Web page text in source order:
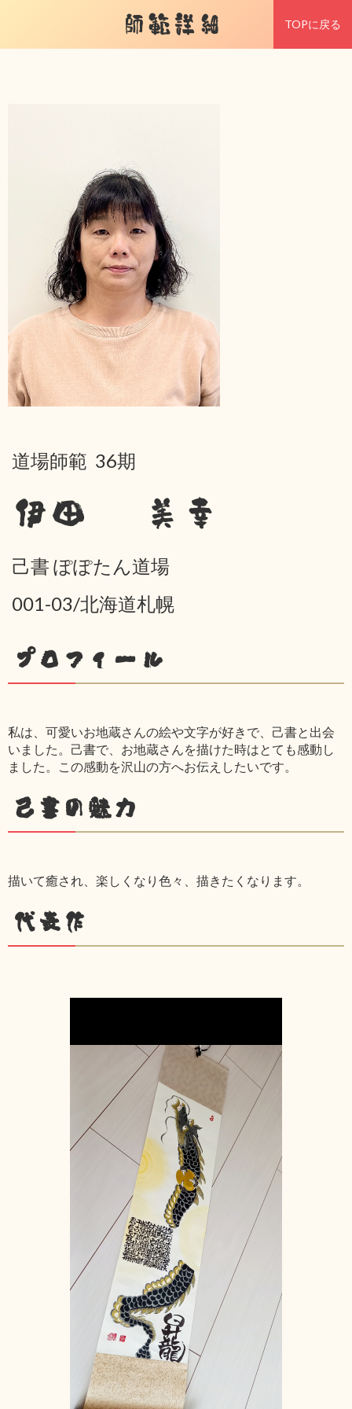
師範詳細 TOPに戻る
道場師範 36期
伊田 美幸
己書 ぽぽたん道場
001-03/北海道札幌
プロフィール
私は、可愛いお地蔵さんの絵や文字が好きで、己書と出会
いました。己書で、お地蔵さんを描けた時はとても感動し
ました。この感動を沢山の方へお伝えしたいです。
己書の魅力
描いて癒され、楽しくなり色々、描きたくなります。
代表作